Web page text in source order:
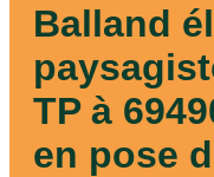
Balland
TP à
en pose